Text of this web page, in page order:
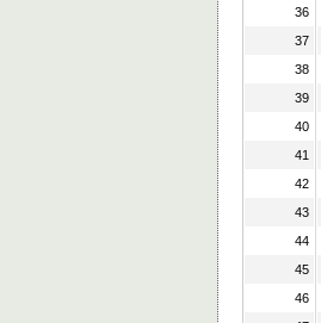
36
37
38
39
40
41
42
43
44
45
46